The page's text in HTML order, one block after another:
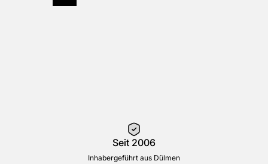
Seit 2006
Inhabergeführt aus Dülmen